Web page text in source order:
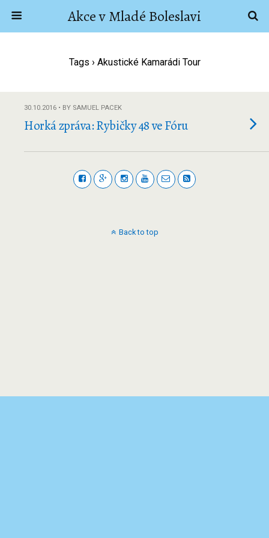
Akce v Mladé Boleslavi
Tags › Akustické Kamarádi Tour
30.10.2016 • BY SAMUEL PACEK
Horká zpráva: Rybičky 48 ve Fóru
Back to top